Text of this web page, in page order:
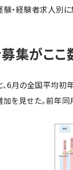
験・経験者求人別に
集がここ
、6月の全国平均
加を見せた。前年